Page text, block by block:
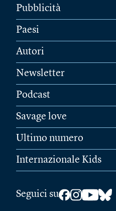
Pubblicità
Paesi
Autori
Newsletter
Podcast
Savage love
Ultimo numero
Internazionale Kids
Seguici su